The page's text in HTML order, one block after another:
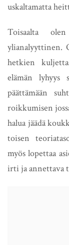
uskaltamatta
Toisaalta
ylianalyyttinen.
hetkien
elämän lyhyys
päättämään
roikkumisen
halua jäädä
toisen
myös lopettaa
irti ja annettava